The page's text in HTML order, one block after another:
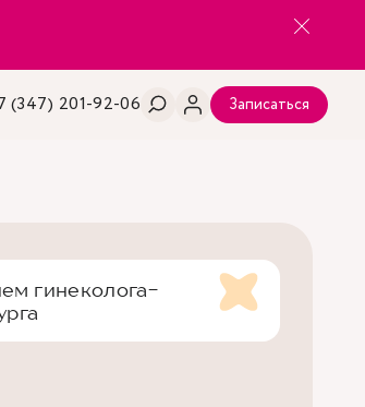
(347) 201-92-06 Записаться
гинеколога-